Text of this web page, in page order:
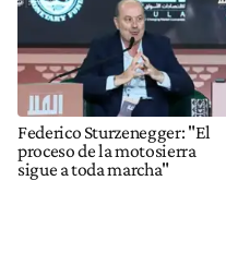
Federico Sturzenegger: "El
proceso de la motosierra
sigue a toda marcha"